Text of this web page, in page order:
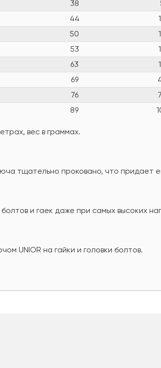
38
44
50
53
63
69
76
89
вес в граммах.
тщательно проковано, что придает
и гаек даже при самых высоких
UNIOR на гайки и головки болтов.